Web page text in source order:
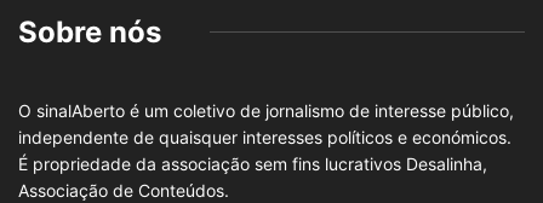
Sobre nós
O sinalAberto é um coletivo de jornalismo de interesse público,
independente de quaisquer interesses políticos e económicos.
É propriedade da associação sem fins lucrativos Desalinha,
Associação de Conteúdos.